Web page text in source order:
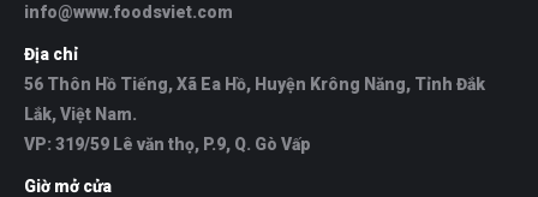
info@www.foodsviet.com
Địa chỉ
56 Thôn Hồ Tiếng, Xã Ea Hồ, Huyện Krông Năng, Tỉnh Đắk
Lắk, Việt Nam.
VP: 319/59 Lê văn thọ, P.9, Q. Gò Vấp
Giờ mở cửa